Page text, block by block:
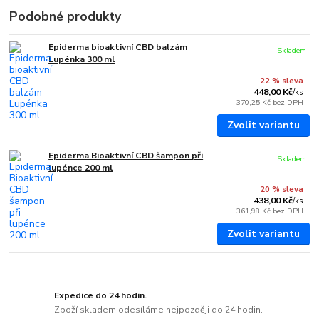
Podobné produkty
Epiderma bioaktivní CBD balzám
Lupénka 300 ml
22 % sleva
448,00 Kč/ks
370,25 Kč bez DPH
Skladem
Zvolit variantu
Epiderma Bioaktivní CBD šampon při
lupénce 200 ml
20 % sleva
438,00 Kč/ks
361,98 Kč bez DPH
Skladem
Zvolit variantu
Expedice do 24 hodin.
Zboží skladem odesíláme nejpozději do 24 hodin.